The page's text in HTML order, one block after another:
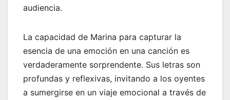
audiencia.
La capacidad de Marina para capturar la
esencia de una emoción en una canción es
verdaderamente sorprendente. Sus letras son
profundas y reflexivas, invitando a los oyentes
a sumergirse en un viaje emocional a través de